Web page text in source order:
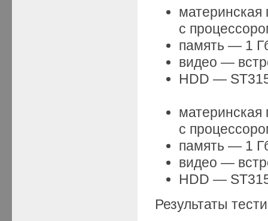
с
память — 1
видео —
HDD —
с
память — 1
видео —
HDD —
Результаты